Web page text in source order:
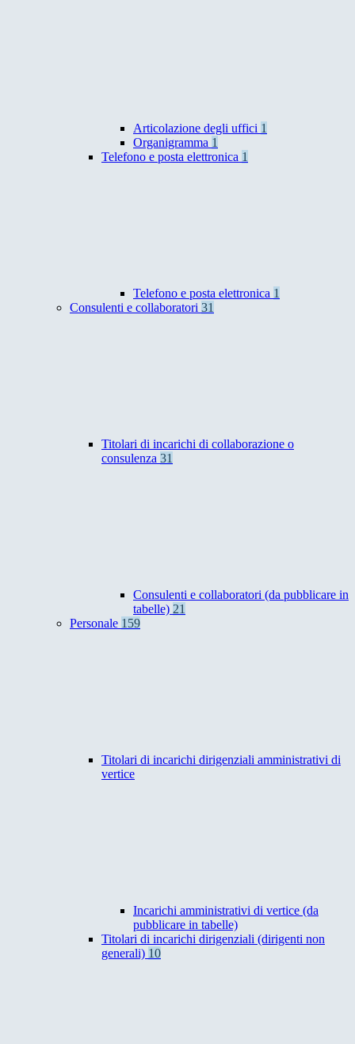
Articolazione degli uffici 1
Organigramma 1
Telefono e posta elettronica 1
Telefono e posta elettronica 1
Consulenti e collaboratori 31
Titolari di incarichi di collaborazione o
consulenza 31
Consulenti e collaboratori (da pubblicare in
tabelle) 21
Personale 159
Titolari di incarichi dirigenziali amministrativi di
vertice
Incarichi amministrativi di vertice (da
pubblicare in tabelle)
Titolari di incarichi dirigenziali (dirigenti non
generali) 10